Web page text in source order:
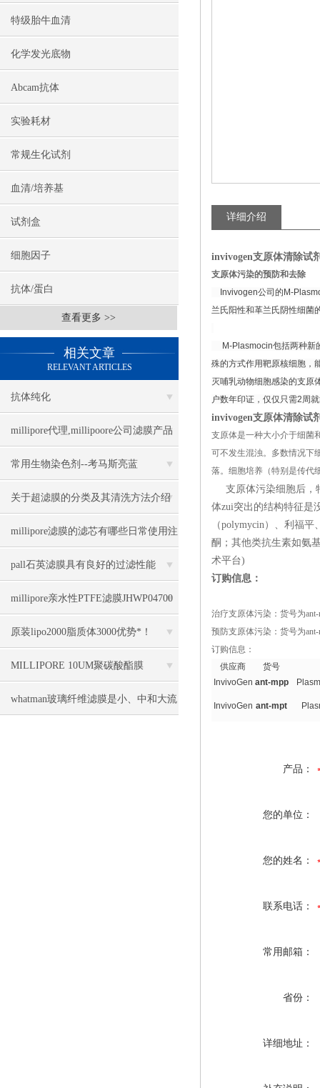
特级胎牛血清
化学发光底物
Abcam抗体
实验耗材
常规生化试剂
血清/培养基
试剂盒
细胞因子
抗体/蛋白
查看更多 >>
相关文章
RELEVANT ARTICLES
抗体纯化
millipore代理,millipoore公司滤膜产品
目录
常用生物染色剂--考马斯亮蓝
关于超滤膜的分类及其清洗方法介绍
millipore滤膜的滤芯有哪些日常使用注
意事项
pall石英滤膜具有良好的过滤性能
millipore亲水性PTFE滤膜JHWP04700
几大优势
原装lipo2000脂质体3000优势*！
MILLIPORE 10UM聚碳酸酯膜
TCTP04700几大特点
whatman玻璃纤维滤膜是小、中和大流
详细介绍
invivogen支原体清除试
支原体污染的预防和去除
Invivogen公司的 M-
兰氏阳性和革兰氏阴性细菌
M-Plasmocin包括两种新
殊的方式作用靶原核细胞，
灭哺乳动物细胞感染的支原
户数年印证，仅仅只需2周
invivogen支原体清除试
支原体是一种大小介于细菌
可不发生混浊。多数情况下
落。细胞培养（特别是传代
支原体污染细胞后，
体zui突出的结构特征是
（polymycin）、利福
酮；其他类抗生素如氨
术平台)
订购信息：
治疗支原体污染：货号为
预防支原体污染：货号为
订购信息：
供应商
货号
InvivoGen ant-mpp
InvivoGen ant-mpt
产品：
您的单位：
您的姓名：
联系电话：
常用邮箱：
省份：
详细地址：